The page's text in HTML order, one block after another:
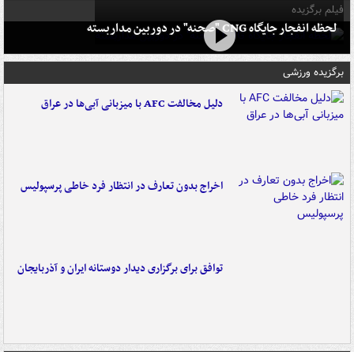
فیلم برگزیده
لحظه انفجار جایگاه CNG "صحنه" در دوربین مداربسته
برگزیده ورزشی
دلیل مخالفت AFC با میزبانی آبی‌ها در عراق
اخراج بدون تعارف در انتظار فرد خاطی پرسپولیس
توافق برای برگزاری دیدار دوستانه ایران و آذربایجان